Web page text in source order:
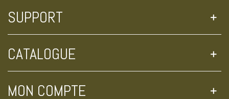
SUPPORT
CATALOGUE
MON COMPTE